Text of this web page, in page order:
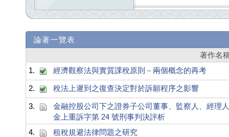
論著一覽表
著作名
1.
經濟觀察法與實質課稅原則－兩個概念的再考
2. 稅法上遲到之復查決定對於訴願程序之影響
3.
金融控股公司下之證券子公司董事、監察人、經理
金上重訴字第 24 號刑事判決評析
4.
租稅規避法律問題之研究